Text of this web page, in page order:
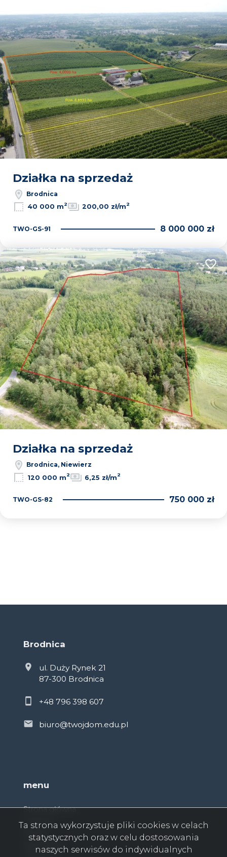
Działka na sprzedaż
Brodnica
40 000 m2 200,00 zł/m2
TWO-GS-91 8 000 000 zł
Działka na sprzedaż
Brodnica, Niewierz
120 000 m2 6,25 zł/m2
TWO-GS-82 750 000 zł
Brodnica
ul. Duży Rynek 21
87-300 Brodnica
+48 796 398 607
biuro@twojdom.edu.pl
menu
Strona główna
O firmie
Oferty
Zgłoszenia
Ta strona wykorzystuje pliki cookies w celach
statystycznych oraz w celu dostosowania
naszych serwisów do indywidualnych